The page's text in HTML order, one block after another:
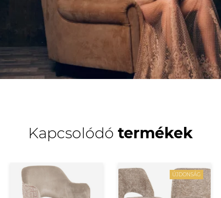
Kapcsolódó termékek
ÚJDONSÁG